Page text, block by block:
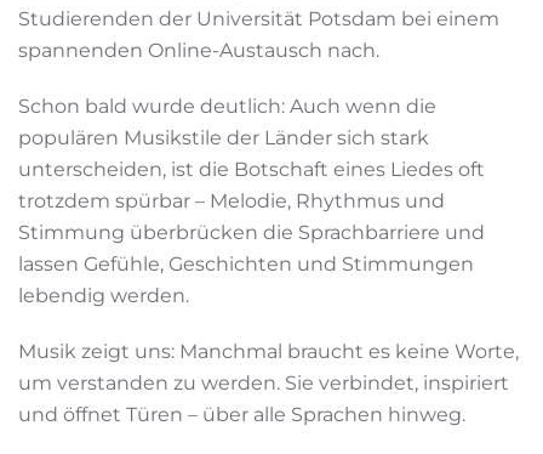
Studierenden der Universität Potsdam bei einem
spannenden Online-Austausch nach.
Schon bald wurde deutlich: Auch wenn die
populären Musikstile der Länder sich stark
unterscheiden, ist die Botschaft eines Liedes oft
trotzdem spürbar – Melodie, Rhythmus und
Stimmung überbrücken die Sprachbarriere und
lassen Gefühle, Geschichten und Stimmungen
lebendig werden.
Musik zeigt uns: Manchmal braucht es keine Worte,
um verstanden zu werden. Sie verbindet, inspiriert
und öffnet Türen – über alle Sprachen hinweg.